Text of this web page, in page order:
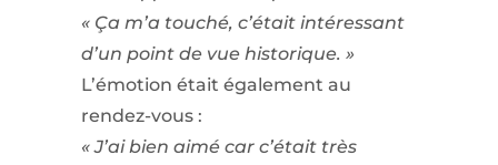
« Ça m’a touché, c’était intéressant
d’un point de vue historique. »
L’émotion était également au
rendez-vous :
« J’ai bien aimé car c’était très